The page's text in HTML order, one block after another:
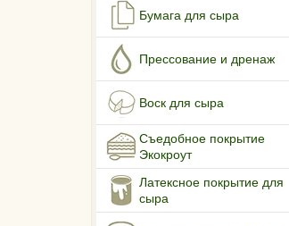
Бумага для сыра
Прессование и дренаж
Воск для сыра
Съедобное покрытие
Экокроут
Латексное покрытие для
сыра